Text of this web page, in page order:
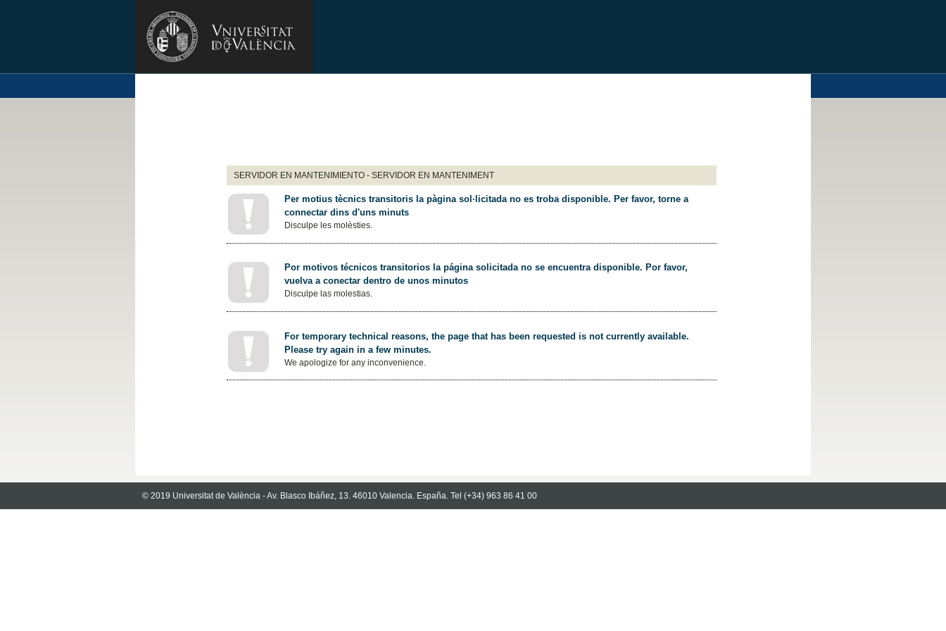
SERVIDOR EN MANTENIMIENTO - SERVIDOR EN MANTENIMENT
Per motius tècnics transitoris la pàgina sol·licitada no es troba disponible. Per favor, torne a
connectar dins d'uns minuts
Disculpe les molèsties.
Por motivos técnicos transitorios la página solicitada no se encuentra disponible. Por favor,
vuelva a conectar dentro de unos minutos
Disculpe las molestias.
For temporary technical reasons, the page that has been requested is not currently available.
Please try again in a few minutes.
We apologize for any inconvenience.
© 2019 Universitat de València - Av. Blasco Ibáñez, 13. 46010 Valencia. España. Tel (+34) 963 86 41 00